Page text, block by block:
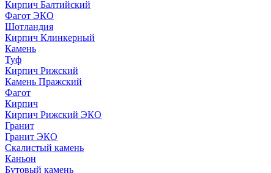
Кирпич Балтийский
Фагот ЭКО
Шотландия
Кирпич Клинкерный
Камень
Туф
Кирпич Рижский
Камень Пражский
Фагот
Кирпич
Кирпич Рижский ЭКО
Гранит
Гранит ЭКО
Скалистый камень
Каньон
Бутовый камень